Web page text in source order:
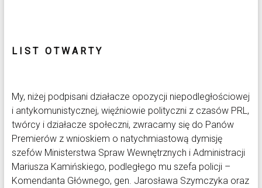
L I S T O T W A R T Y
My, niżej podpisani działacze opozycji niepodległościowej
i antykomunistycznej, więźniowie polityczni z czasów PRL,
twórcy i działacze społeczni, zwracamy się do Panów
Premierów z wnioskiem o natychmiastową dymisję
szefów Ministerstwa Spraw Wewnętrznych i Administracji
Mariusza Kamińskiego, podległego mu szefa policji –
Komendanta Głównego, gen. Jarosława Szymczyka oraz